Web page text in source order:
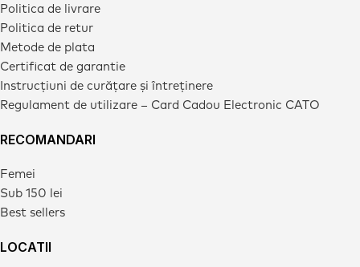
Politica de livrare
Politica de retur
Metode de plata
Certificat de garantie
Instrucțiuni de curățare și întreținere
Regulament de utilizare – Card Cadou Electronic CATO
RECOMANDARI
Femei
Sub 150 lei
Best sellers
LOCATII